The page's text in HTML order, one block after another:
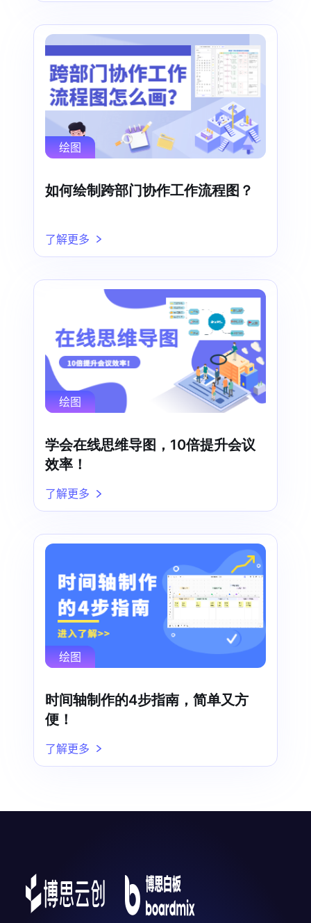
绘图
如何绘制跨部门协作工作流程图？
了解更多
绘图
学会在线思维导图，10倍提升会议
效率！
了解更多
绘图
时间轴制作的4步指南，简单又方
便！
了解更多